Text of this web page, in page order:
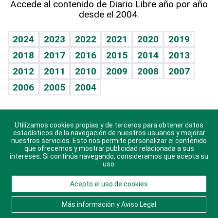
Vida y familia
Eñe
Celebrando la vida
Sin complejos
En pocas palabras
Escuchando al corazón
Economía Personal
TBT Deportivo
Guía del dinero
Horóscopos
Crucigramas
Accede al contenido de Diario Libre año por año
desde el 2004.
2024 2023 2022 2021 2020
2019
2018
2017 2016 2015 2014
2013
2012
2011 2010 2009 2008
2007
2006
2005 2004
Descarga nuestras aplicaciones para Android, iOS y
sistema Huawei.
© 2021 Diario Libre, todos los derechos reservados.
Consulta elAviso Legal. Ponte en Contacto
nosotros y conoce más sobre Diario Libre
Utilizamos cookies propias y de terceros para obtener datos
estadísticos de la navegación de nuestros usuarios y mejorar
nuestros servicios. Esto nos permite personalizar el contenido
que ofrecemos y mostrar publicidad relacionada a sus
intereses. Si continúa navegando, consideramos que acepta su
uso.
Acepto el uso de cookies
Más información y Aviso Legal